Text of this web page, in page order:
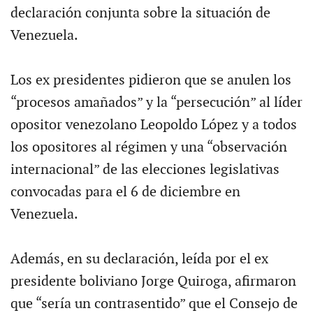
declaración conjunta sobre la situación de
Venezuela.
Los ex presidentes pidieron que se anulen los
“procesos amañados” y la “persecución” al líder
opositor venezolano Leopoldo López y a todos
los opositores al régimen y una “observación
internacional” de las elecciones legislativas
convocadas para el 6 de diciembre en
Venezuela.
Además, en su declaración, leída por el ex
presidente boliviano Jorge Quiroga, afirmaron
que “sería un contrasentido” que el Consejo de